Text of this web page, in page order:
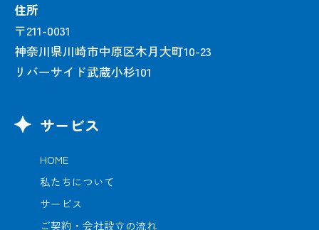
住所
〒211-0031
神奈川県川崎市中原区木月大町10-23
リバーサイド武蔵小杉101
サービス
HOME
私たちについて
サービス
ご契約・会社設立の流れ